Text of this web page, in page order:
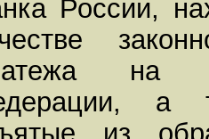
России,
на
а
из